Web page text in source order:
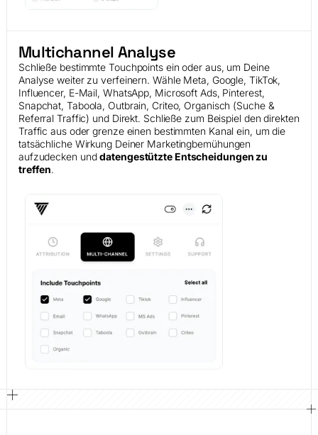
Multichannel Analyse
Schließe bestimmte Touchpoints ein oder aus, um Deine
Analyse weiter zu verfeinern. Wähle Meta, Google, TikTok,
Influencer, E-Mail, WhatsApp, Microsoft Ads, Pinterest,
Snapchat, Taboola, Outbrain, Criteo, Organisch (Suche &
Referral Traffic) und Direkt. Schließe zum Beispiel den direkten
Traffic aus oder grenze einen bestimmten Kanal ein, um die
tatsächliche Wirkung Deiner Marketingbemühungen
aufzudecken unddatengestützte Entscheidungen zu
treffen.